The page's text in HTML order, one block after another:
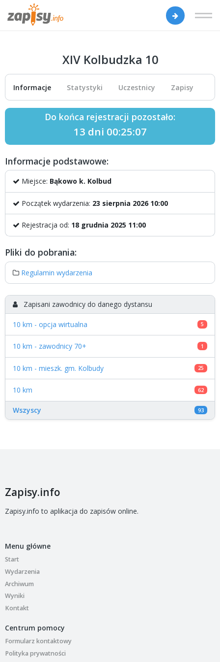
XIV Kolbudzka 10
Informacje Statystyki Uczestnicy Zapisy
Do końca rejestracji pozostało:
13 dni 00:25:07
Informacje podstawowe:
Miejsce: Bąkowo k. Kolbud
Początek wydarzenia: 23 sierpnia 2026 10:00
Rejestracja od: 18 grudnia 2025 11:00
Pliki do pobrania:
Regulamin wydarzenia
Zapisani zawodnicy do danego dystansu
10 km - opcja wirtualna 5
10 km - zawodnicy 70+ 1
10 km - mieszk. gm. Kolbudy 25
10 km 62
Wszyscy 93
Zapisy.info
Zapisy.info to aplikacja do zapisów online.
Menu główne
Start
Wydarzenia
Archiwum
Wyniki
Kontakt
Centrum pomocy
Formularz kontaktowy
Polityka prywatności